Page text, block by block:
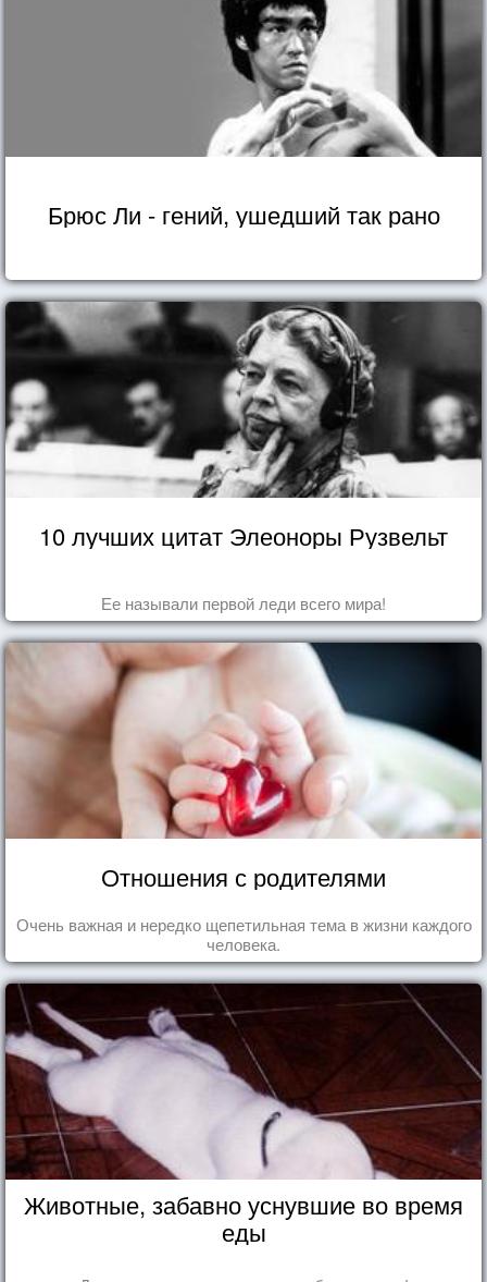
Брюс Ли - гений, ушедший так рано
10 лучших цитат Элеоноры Рузвельт
Ее называли первой леди всего мира!
Отношения с родителями
Очень важная и нередко щепетильная тема в жизни каждого
человека.
Животные, забавно уснувшие во время
еды